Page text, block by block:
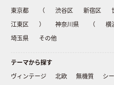
東京都 （ 渋谷区 新宿区
江東区
） 神奈川県 （ 横
埼玉県
その他
テーマから探す
ヴィンテージ
北欧 無機質 シ